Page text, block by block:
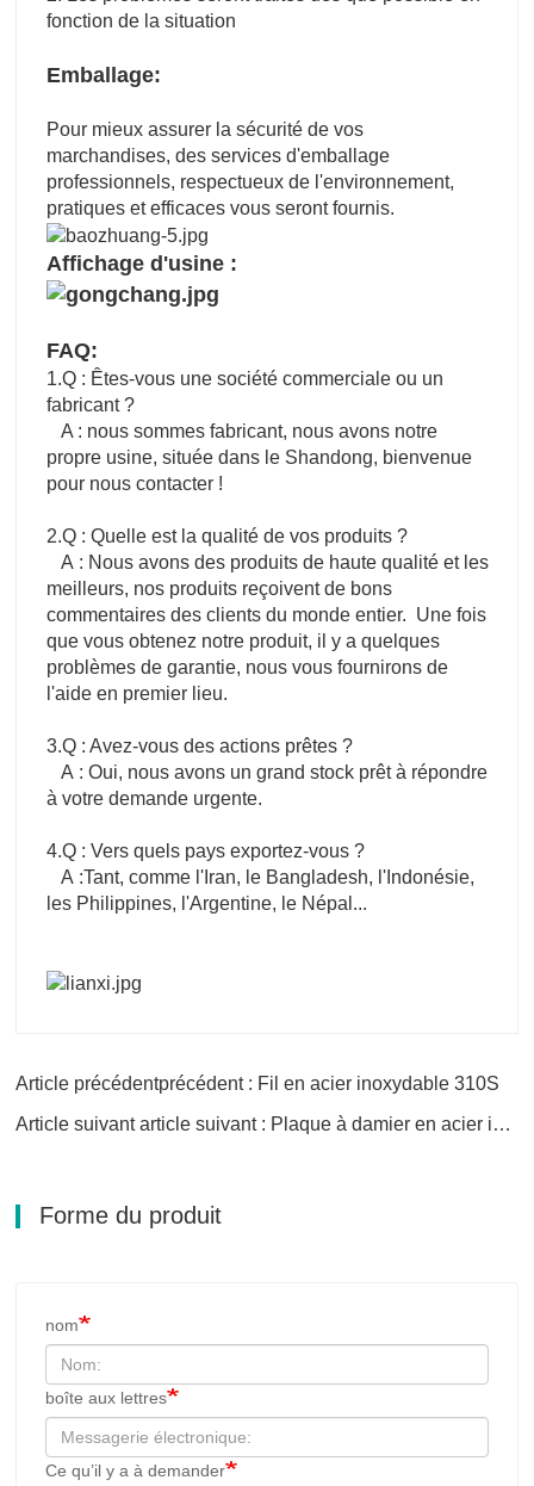
fonction de la situation
Emballage:
Pour mieux assurer la sécurité de vos
marchandises, des services d'emballage
professionnels, respectueux de l'environnement,
pratiques et efficaces vous seront fournis.
Affichage d'usine :
FAQ:
1.Q : Êtes-vous une société commerciale ou un
fabricant ?
A : nous sommes fabricant, nous avons notre
propre usine, située dans le Shandong, bienvenue
pour nous contacter !
2.Q : Quelle est la qualité de vos produits ?
A : Nous avons des produits de haute qualité et les
meilleurs, nos produits reçoivent de bons
commentaires des clients du monde entier. Une fois
que vous obtenez notre produit, il y a quelques
problèmes de garantie, nous vous fournirons de
l'aide en premier lieu.
3.Q : Avez-vous des actions prêtes ?
A : Oui, nous avons un grand stock prêt à répondre
à votre demande urgente.
4.Q : Vers quels pays exportez-vous ?
A :Tant, comme l'Iran, le Bangladesh, l'Indonésie,
les Philippines, l'Argentine, le Népal...
Article précédentprécédent : Fil en acier inoxydable 310S
Article suivant article suivant : Plaque à damier en acier inoxydable Super Austenitic 904L
Forme du produit
nom
boîte aux lettres
Ce qu’il y a à demander